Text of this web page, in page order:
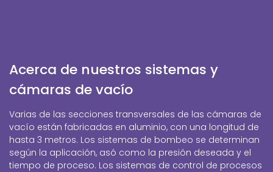
Acerca de nuestros sistemas y
cámaras de vacío
Varias de las secciones transversales de las cámaras de
vacío están fabricadas en aluminio, con una longitud de
hasta 3 metros. Los sistemas de bombeo se determinan
según la aplicación, asó como la presión deseada y el
tiempo de proceso. Los sistemas de control de procesos